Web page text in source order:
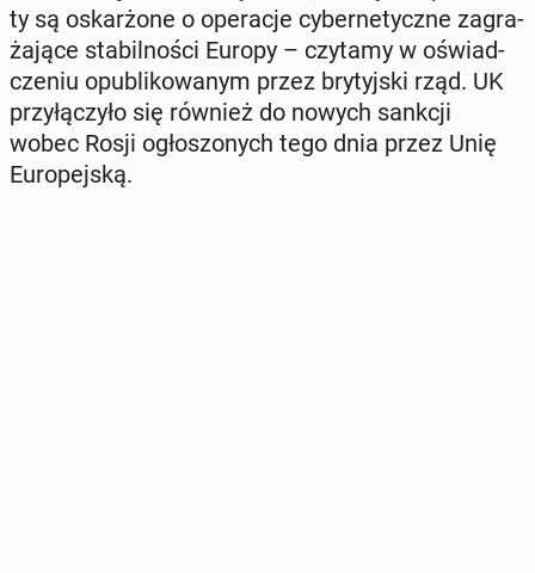
ty są oskar­żo­ne o ope­ra­cje cy­ber­ne­tycz­ne za­gra­
ża­ją­ce sta­bil­no­ści Europy – czytamy w oświad­
cze­niu opu­bli­ko­wa­nym przez bry­tyj­ski rząd. UK
przy­łą­czy­ło się również do nowych sankcji
wobec Rosji ogło­szo­nych tego dnia przez Unię
Eu­ro­pej­ską.